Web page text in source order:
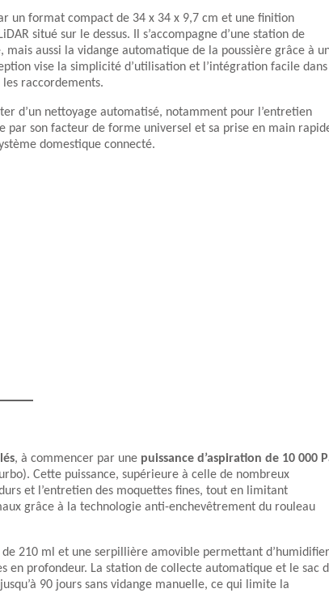
un format compact de 34 x 34 x 9,7 cm et une finition
situé sur le dessus. Il s’accompagne d’une station de
aussi la vidange automatique de la poussière grâce à
vise la simplicité d’utilisation et l’intégration facile dans
raccordements.
d’un nettoyage automatisé, notamment pour l’entretien
par son facteur de forme universel et sa prise en main
domestique connecté.
, à commencer par une puissance d’aspiration de 10 000
Cette puissance, supérieure à celle de nombreux
et l’entretien des moquettes fines, tout en limitant
grâce à la technologie anti-enchevêtrement du rouleau
210 ml et une serpillière amovible permettant d’humidifier
en profondeur. La station de collecte automatique et le sac
90 jours sans vidange manuelle, ce qui limite la